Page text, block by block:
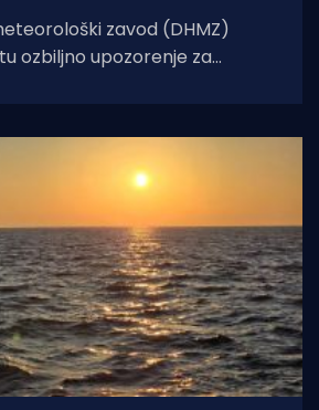
zavod (DHMZ)
ozbiljno upozorenje za